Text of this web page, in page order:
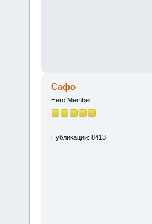
Сафо
Hero Member
Публикации: 8413